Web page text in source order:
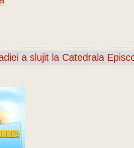
a slujit la Catedrala